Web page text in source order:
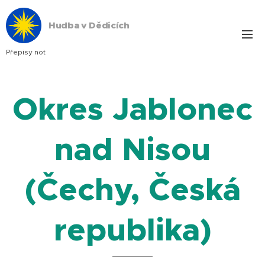
Hudba v Dědicích
Přepisy not
Okres Jablonec
nad Nisou
(Čechy, Česká
republika)